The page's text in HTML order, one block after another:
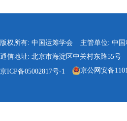
版权所有: 中国运筹学会 主管单位: 中
通信地址: 北京市海淀区中关村东路55号
京ICP备05002817号-1 京公网安备